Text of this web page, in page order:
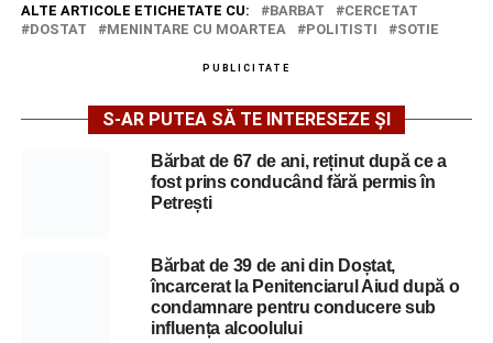
ALTE ARTICOLE ETICHETATE CU: BARBAT
CERCETAT
DOSTAT
MENINTARE CU MOARTEA POLITISTI SOTIE
PUBLICITATE
S-AR PUTEA SĂ TE INTERESEZE ȘI
Bărbat de 67 de ani, reținut după ce a
fost prins conducând fără permis în
Petrești
Bărbat de 39 de ani din Doștat,
încarcerat la Penitenciarul Aiud după o
condamnare pentru conducere sub
influența alcoolului